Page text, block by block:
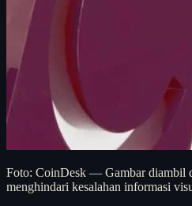
Foto: CoinDesk — Gambar diambil
menghindari kesalahan informasi